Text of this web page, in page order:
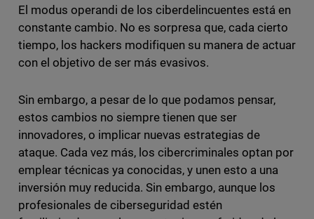
El modus operandi de los ciberdelincuentes está en
constante cambio. No es sorpresa que, cada cierto
tiempo, los hackers modifiquen su manera de actuar
con el objetivo de ser más evasivos.
Sin embargo, a pesar de lo que podamos pensar,
estos cambios no siempre tienen que ser
innovadores, o implicar nuevas estrategias de
ataque. Cada vez más, los cibercriminales optan por
emplear técnicas ya conocidas, y unen esto a una
inversión muy reducida. Sin embargo, aunque los
profesionales de ciberseguridad estén